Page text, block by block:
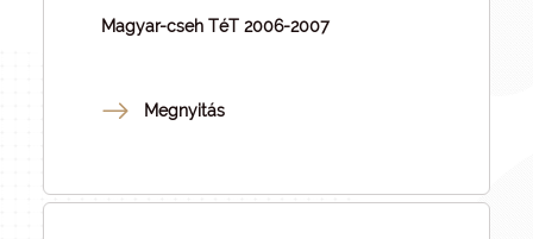
Magyar-cseh TéT 2006-2007
Megnyitás